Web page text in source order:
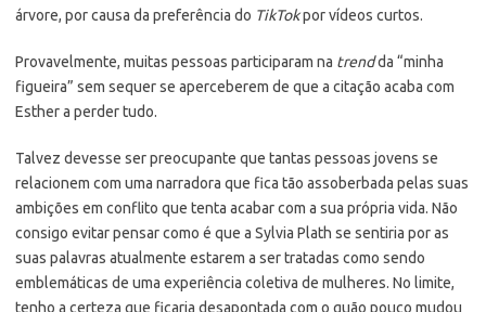
árvore, por causa da preferência do TikTokpor vídeos curtos.
Provavelmente, muitas pessoas participaram na trendda “minha
figueira” sem sequer se aperceberem de que a citação acaba com
Esther a perder tudo.
Talvez devesse ser preocupante que tantas pessoas jovens se
relacionem com uma narradora que fica tão assoberbada pelas suas
ambições em conflito que tenta acabar com a sua própria vida. Não
consigo evitar pensar como é que a Sylvia Plath se sentiria por as
suas palavras atualmente estarem a ser tratadas como sendo
emblemáticas de uma experiência coletiva de mulheres. No limite,
tenho a certeza que ficaria desapontada com o quão pouco mudou